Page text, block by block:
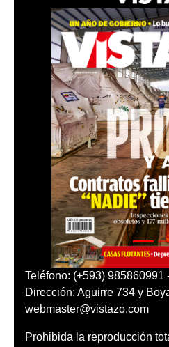
Teléfono: (+593) 985860991
Dirección: Aguirre 734 y
webmaster@vistazo.com
Prohibida la reproducción